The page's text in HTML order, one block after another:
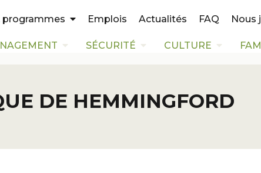
programmes Emplois Actualités FAQ Nous
SÉCURITÉ CULTURE
DE HEMMINGFORD